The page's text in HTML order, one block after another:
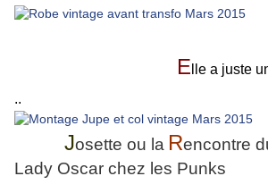
E lle a juste
..
Josette ou la Rencontre
Lady Oscar chez les Punks